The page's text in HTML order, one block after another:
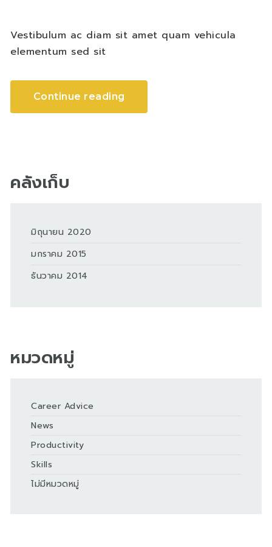
Vestibulum ac diam sit amet quam vehicula
elementum sed sit
Continue reading
คลังเก็บ
มิถุนายน 2020
มกราคม 2015
ธันวาคม 2014
หมวดหมู่
Career Advice
News
Productivity
Skills
ไม่มีหมวดหมู่